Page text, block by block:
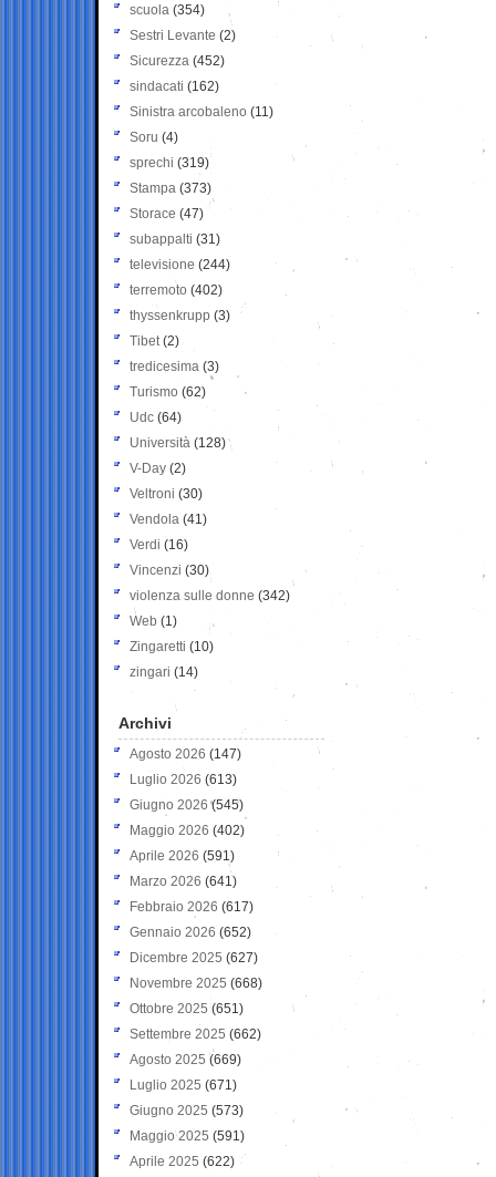
scuola (354)
Sestri Levante (2)
Sicurezza (452)
sindacati (162)
Sinistra arcobaleno (11)
Soru (4)
sprechi (319)
Stampa (373)
Storace (47)
subappalti (31)
televisione(244)
terremoto (402)
thyssenkrupp (3)
Tibet(2)
tredicesima (3)
Turismo (62)
Udc (64)
Università (128)
V-Day (2)
Veltroni (30)
Vendola (41)
Verdi (16)
Vincenzi (30)
violenza sulle donne (342)
Web (1)
Zingaretti (10)
zingari (14)
Archivi
Agosto 2026 (147)
Luglio 2026 (613)
Giugno 2026 (545)
Maggio 2026 (402)
Aprile 2026 (591)
Marzo 2026 (641)
Febbraio 2026 (617)
Gennaio 2026 (652)
Dicembre 2025 (627)
Novembre 2025 (668)
Ottobre 2025 (651)
Settembre 2025 (662)
Agosto 2025 (669)
Luglio 2025 (671)
Giugno 2025 (573)
Maggio 2025 (591)
Aprile 2025 (622)